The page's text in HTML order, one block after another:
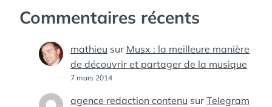
Commentaires récents
mathieu sur Musx : la meilleure manière
de découvrir et partager de la musique
7 mars 2014
agence redaction contenu sur Telegram